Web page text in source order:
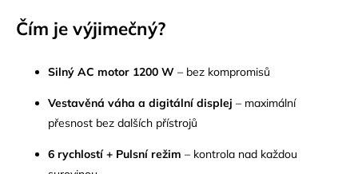
Čím je výjimečný?
Silný AC motor 1200 W – bez kompromisů
Vestavěná váha a digitální displej – maximální
přesnost bez dalších přístrojů
6 rychlostí + Pulsní režim – kontrola nad každou